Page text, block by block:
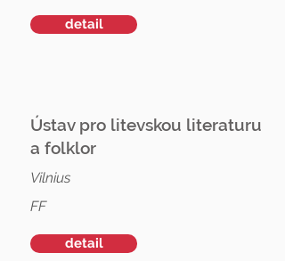
detail
Ústav pro litevskou literaturu
a folklor
Vilnius
FF
detail